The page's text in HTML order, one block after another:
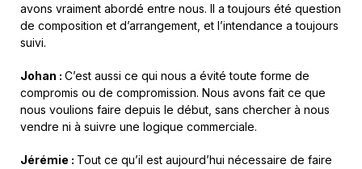
avons vraiment abordé entre nous. Il a toujours été question
de composition et d’arrangement, et l’intendance a toujours
suivi.
Johan : C’est aussi ce qui nous a évité toute forme de
compromis ou de compromission. Nous avons fait ce que
nous voulions faire depuis le début, sans chercher à nous
vendre ni à suivre une logique commerciale.
Jérémie : Tout ce qu’il est aujourd’hui nécessaire de faire